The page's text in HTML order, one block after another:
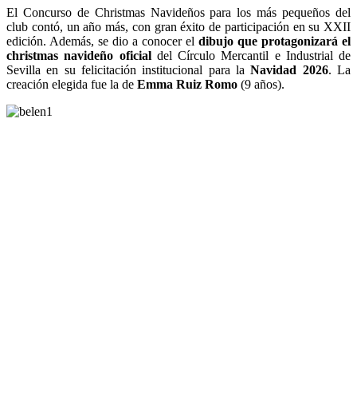
El Concurso de Christmas Navideños para los más pequeños del
club contó, un año más, con gran éxito de participación en su XXII
edición. Además, se dio a conocer el dibujo que protagonizará el
christmas navideño oficialdel Círculo Mercantil e Industrial de
Sevilla en su felicitación institucional para laNavidad 2026. La
creación elegida fue la de Emma Ruiz Romo (9 años).